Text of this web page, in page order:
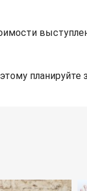
планируйте